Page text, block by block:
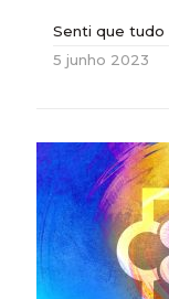
Senti que tudo
5 junho 2023